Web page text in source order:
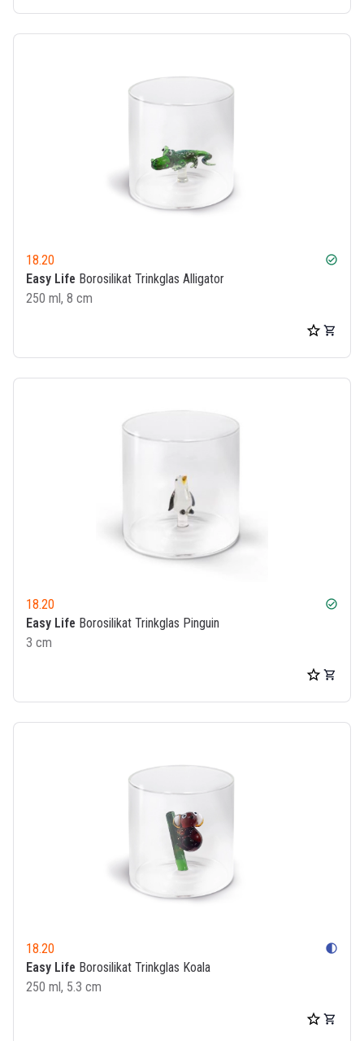
18.20 check_circle
Easy Life Borosilikat Trinkglas Alligator
250 ml, 8 cm
18.20 check_circle
Easy Life Borosilikat Trinkglas Pinguin
3 cm
18.20 contrast
Easy Life Borosilikat Trinkglas Koala
250 ml, 5.3 cm